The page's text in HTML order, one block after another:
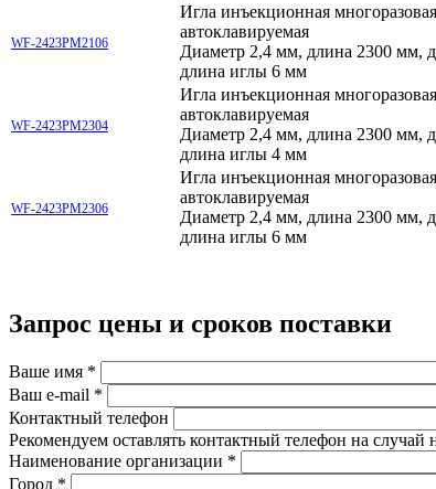
WF-2423РМ2106
Игла инъекционная
автоклавируемая
Диаметр 2,4 мм, длина 2300 мм,
длина иглы 6 мм
WF-2423РМ2304
Игла инъекционная
автоклавируемая
Диаметр 2,4 мм, длина 2300 мм,
длина иглы 4 мм
WF-2423РМ2306
Игла инъекционная
автоклавируемая
Диаметр 2,4 мм, длина 2300 мм,
длина иглы 6 мм
Запрос цены и сроков поставки
Ваше имя *
Ваш e-mail *
Контактный телефон
Рекомендуем оставлять контактный телефон на случай
Наименование организации *
Город *